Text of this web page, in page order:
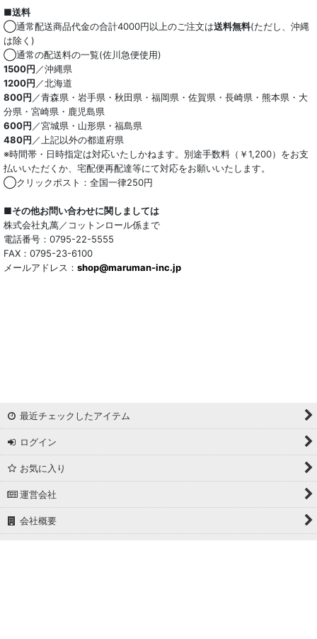
オーガニック
和紙混生地
ポリエステル混
テンセル混
キュプラ/レーヨン混
シルク混
ウール混
トリアセテート混
サッカー/クレープ
マドラスチェック
ドビー
撥水加工
起毛生地
■送料
◯通常配送商品代金の合計4000円以上のご注文は送料無料(ただし、沖縄
は除く)
◯通常の配送料の一覧(佐川急便使用)
1500円 ／沖縄県
1200円 ／北海道
800円 ／青森県・岩手県・秋田県・福岡県・佐賀県・長崎県・熊本県・大
分県・宮崎県・鹿児島県
600円 ／宮城県・山形県・福島県
480円 ／上記以外の都道府県
※時間帯・日時指定は対応いたしかねます。別途手数料（￥1,200）をお支
払いいただくか、宅配便再配達等にて対応をお願いいたします。
◯クリックポスト：全国一律250円
■その他お問い合わせに関しましては
株式会社丸萬／コットンロール係まで
電話番号：0795-22-5555
FAX：0795-23-6100
メールアドレス： shop@maruman-inc.jp
最近チェックしたアイテム
ログイン
お気に入り
運営会社
会社概要